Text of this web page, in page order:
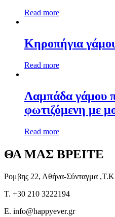
Read more
Κηροπήγια
Read more
Λαμπάδα γάμου
φωτιζόμενη με
Read more
ΘΑ ΜΑΣ ΒΡΕΙΤΕ
Ρομβης 22, Αθήνα-Σύνταγμα
T. +30 210 3222194
E. info@happyever.gr